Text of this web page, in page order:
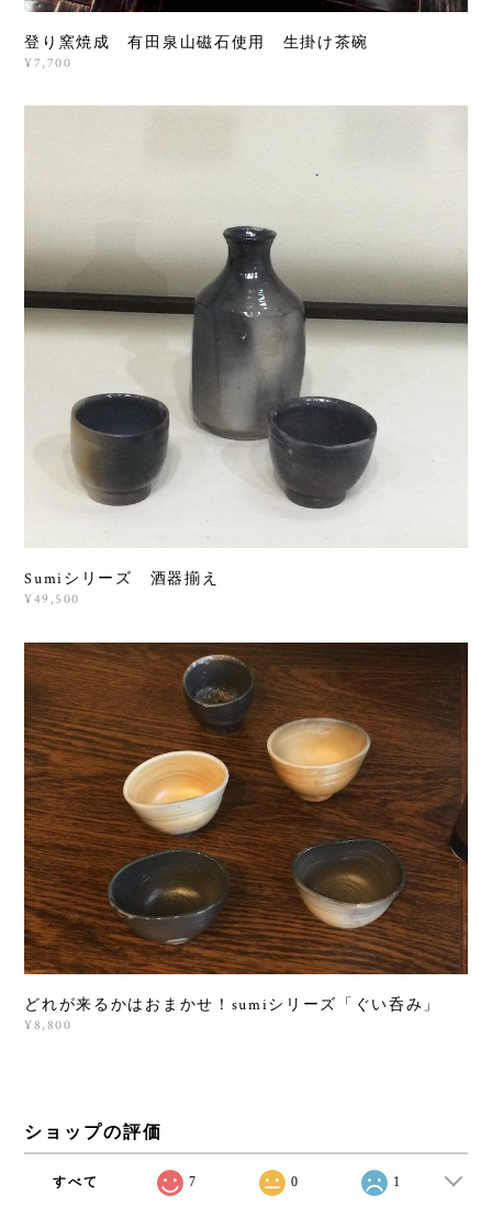
登り窯焼成 有田泉山磁石使用 生掛け茶碗
¥7,700
Sumiシリーズ 酒器揃え
¥49,500
どれが来るかはおまかせ！sumiシリーズ「ぐい呑み」
¥8,800
ショップの評価
すべて 7 0 1